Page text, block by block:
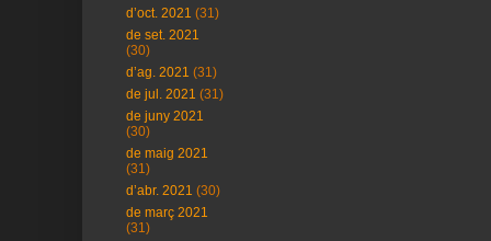
d’oct. 2021 (31)
de set. 2021
(30)
d’ag. 2021 (31)
de jul. 2021 (31)
de juny 2021
(30)
de maig 2021
(31)
d’abr. 2021 (30)
de març 2021
(31)